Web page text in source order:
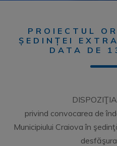
PROIECTUL
ȘEDINȚEI
DATA DE
privind convocarea de
Municipiului Craiova în